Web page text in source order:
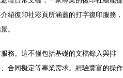
紹復印社彩頁所涵蓋的打字復印服務，
。
務。這不僅包括基礎的文檔錄入與排
合同擬定等專業需求。經驗豐富的操作